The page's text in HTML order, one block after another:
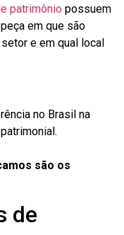
patrimônio possuem
em que são
e em qual local
no Brasil na
são os
de